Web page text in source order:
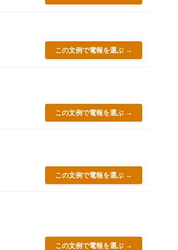
この文例で電報を選ぶ →
この文例で電報を選ぶ →
この文例で電報を選ぶ →
この文例で電報を選ぶ →